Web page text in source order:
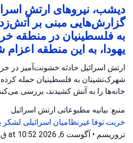
دیشب، نیروهای ارتش
گزارش‌هایی مبنی بر
به فلسطینیان در منطقه
یهودا، به این منطقه اعزام
ارتش اسرائیل حادثه خشونت‌آمیز در
شهرک‌نشینان به فلسطینیان حمله
خانه‌ها را به آتش کشیدند، بررسی
منبع: بیانیه مطبوعاتی ارتش اسرائیل
خربت توفا غیرنظامیان اسرائیلی لشکر
تروریسم • آگوست 6, 2026 at 10:52 ق.ظ